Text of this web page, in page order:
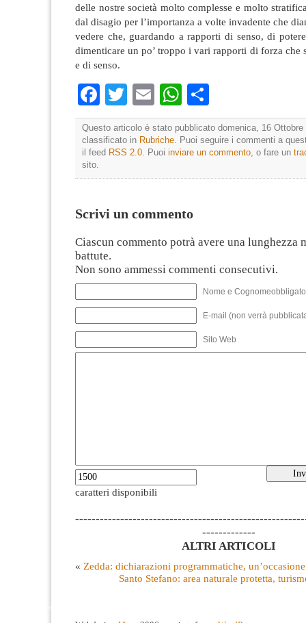
delle nostre società molto complesse e molto
dal disagio per l’importanza a volte invadente che
vedere che, guardando a rapporti di senso, di
dimenticare un po’ troppo i vari rapporti di forza che
e di senso.
Facebook
TwitterEmailWhatsApp
Questo articolo è stato pubblicato domenica, 16 Ottobre
classificato in Rubriche. Puoi seguire i commenti a
il feed RSS 2.0. Puoi inviare un commento, o fare un
sito.
Scrivi un commento
Ciascun commento potrà avere una lunghezza
battute.
Non sono ammessi commenti consecutivi.
Nome e
E-mail (non verrà
Sito Web
caratteri disponibili
-------------
ALTRI ARTICOLI
« Zedda: dichiarazioni programmatiche,
Santo Stefano: area naturale protetta,